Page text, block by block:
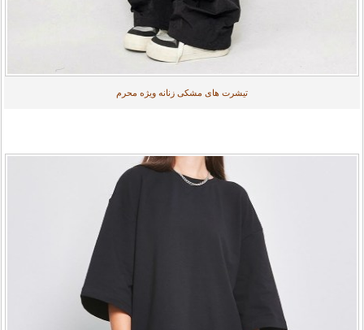
تیشرت های مشکی زنانه ویژه محرم